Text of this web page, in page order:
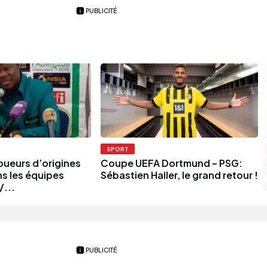
PUBLICITÉ
d’origines
les équipes
...
SPORT
Coupe UEFA Dortmund – PSG:
Sébastien Haller, le grand retour !
PUBLICITÉ